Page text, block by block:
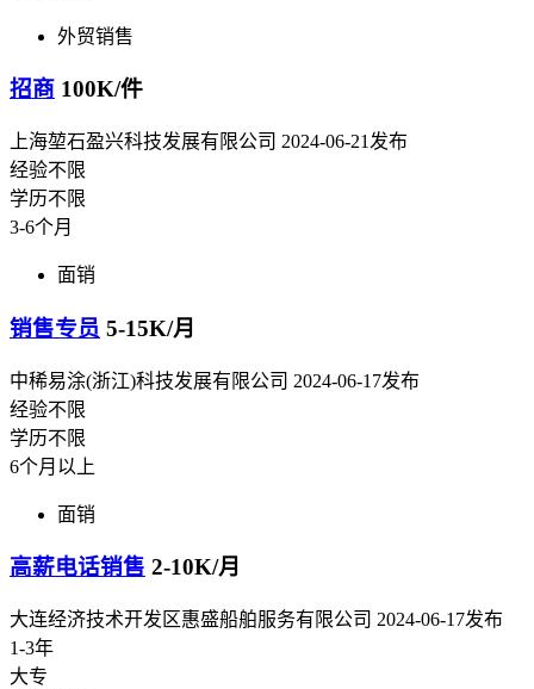
外贸销售
招商 100K/件
上海堃石盈兴科技发展有限公司 2024-06-21发布
经验不限
学历不限
3-6个月
面销
销售专员 5-15K/月
中稀易涂(浙江)科技发展有限公司 2024-06-17发布
经验不限
学历不限
6个月以上
面销
高薪电话销售 2-10K/月
大连经济技术开发区惠盛船舶服务有限公司 2024-06-17发布
1-3年
大专